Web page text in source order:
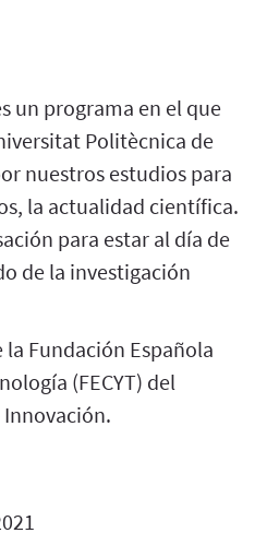
un programa en el que
Politècnica de
nuestros estudios para
la actualidad científica.
para estar al día de
de la investigación
Fundación Española
(FECYT) del